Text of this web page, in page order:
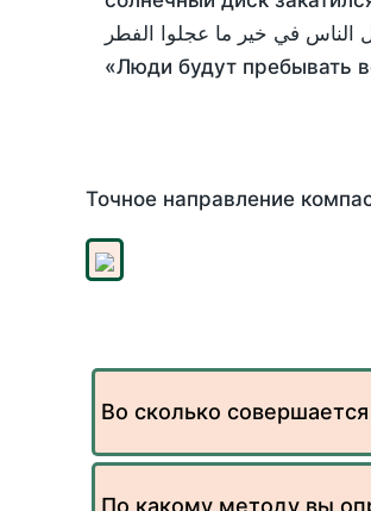
الناس في خير ما عجلوا الفطر
«Люди будут пребывать
Точное направление
Во сколько
По какому методу вы